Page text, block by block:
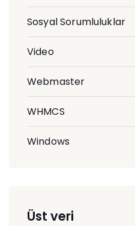
Sosyal Sorumluluklar
Video
Webmaster
WHMCS
Windows
Üst veri